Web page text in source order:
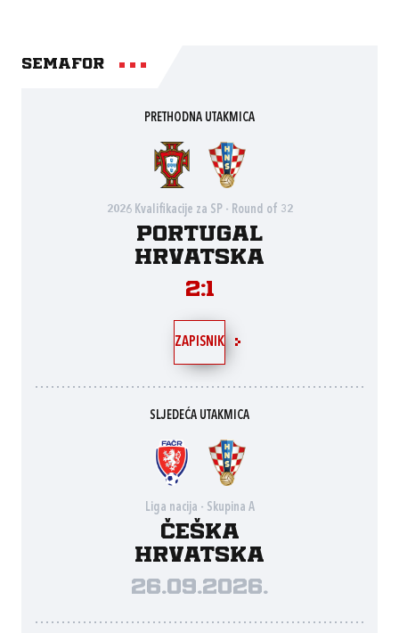
Semafor
PRETHODNA UTAKMICA
2026 Kvalifikacije za SP - Round of 32
Portugal
Hrvatska
2:1
ZAPISNIK
SLJEDEĆA UTAKMICA
Liga nacija - Skupina A
Češka
Hrvatska
26.09.2026.